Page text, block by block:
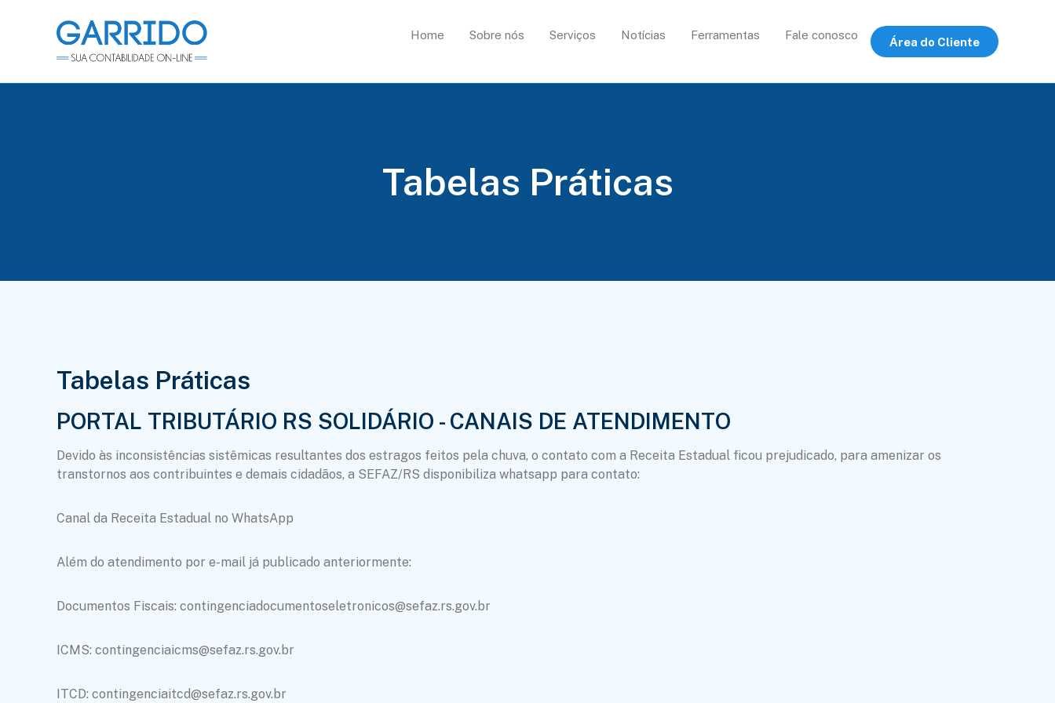
Home Sobre nós Serviços Notícias Ferramentas Fale conosco
Área do Cliente
Tabelas Práticas
Tabelas Práticas
PORTAL TRIBUTÁRIO RS SOLIDÁRIO - CANAIS DE ATENDIMENTO
Devido às inconsistências sistêmicas resultantes dos estragos feitos pela chuva, o contato com a Receita Estadual ficou prejudicado, para amenizar os
transtornos aos contribuintes e demais cidadãos, a SEFAZ/RS disponibiliza whatsapp para contato:
Canal da Receita Estadual no WhatsApp
Além do atendimento por e-mail já publicado anteriormente:
Documentos Fiscais: contingenciadocumentoseletronicos@sefaz.rs.gov.br
ICMS: contingenciaicms@sefaz.rs.gov.br
ITCD: contingenciaitcd@sefaz.rs.gov.br